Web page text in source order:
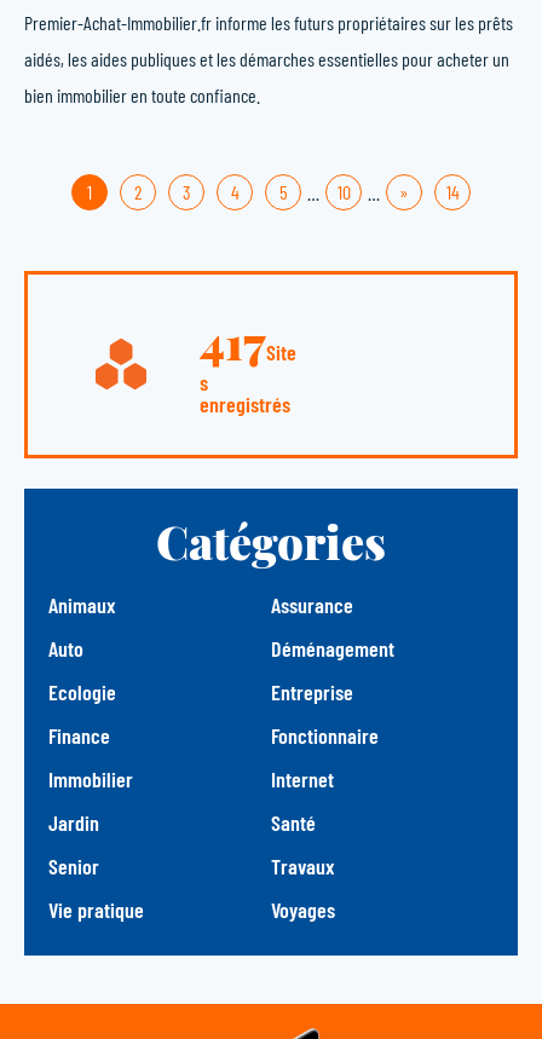
Premier-Achat-Immobilier.fr informe les futurs propriétaires sur les prêts
aidés, les aides publiques et les démarches essentielles pour acheter un
bien immobilier en toute confiance.
1 2 3 4 5 10 » 14
417Site
s
enregistrés
Catégories
Animaux
Assurance
Auto
Déménagement
Ecologie
Entreprise
Finance
Fonctionnaire
Immobilier
Internet
Jardin
Santé
Senior
Travaux
Vie pratique
Voyages